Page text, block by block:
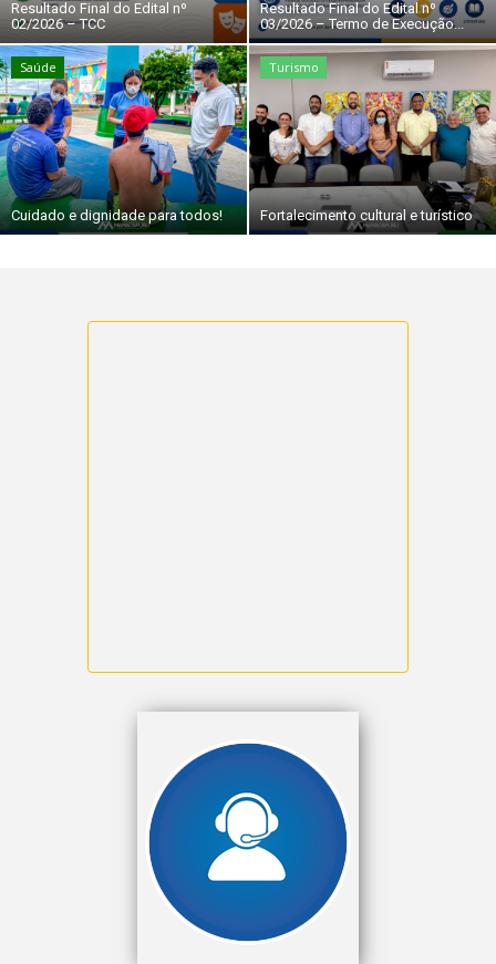
Resultado Final do Edital nº
02/2026 – TCC
Resultado Final do Edital nº
03/2026 – Termo de Execução...
Saúde
Cuidado e dignidade para todos!
Turismo
Fortalecimento cultural e turístico